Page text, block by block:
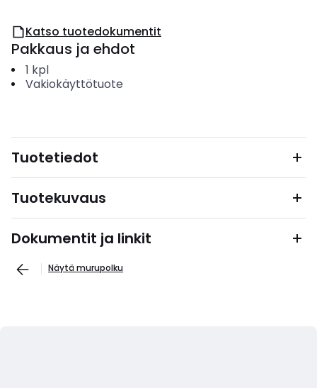
Katso tuotedokumentit
Pakkaus ja ehdot
1 kpl
Vakiokäyttötuote
Tuotetiedot
Tuotekuvaus
Dokumentit ja linkit
Näytä murupolku